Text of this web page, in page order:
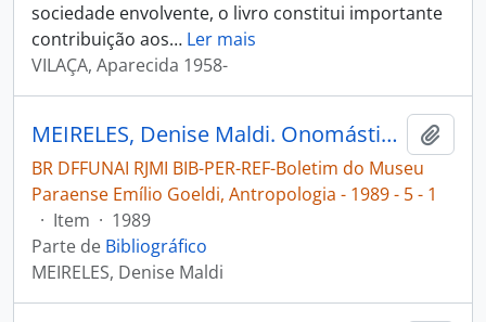
sociedade envolvente, o livro constitui importante
contribuição aos… Ler mais
VILAÇA, Aparecida 1958-
MEIRELES, Denise Maldi. Onomástica Pakaa-nova [Boletim do Museu Paraense Emílio Goeldi, Antropologia]
BR DFFUNAI RJMI BIB-PER-REF-Boletim do Museu
Paraense Emílio Goeldi, Antropologia - 1989 - 5 - 1
· Item · 1989
Parte de Bibliográfico
MEIRELES, Denise Maldi